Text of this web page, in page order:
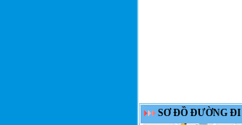
SƠ ĐỒ ĐƯỜNG ĐI